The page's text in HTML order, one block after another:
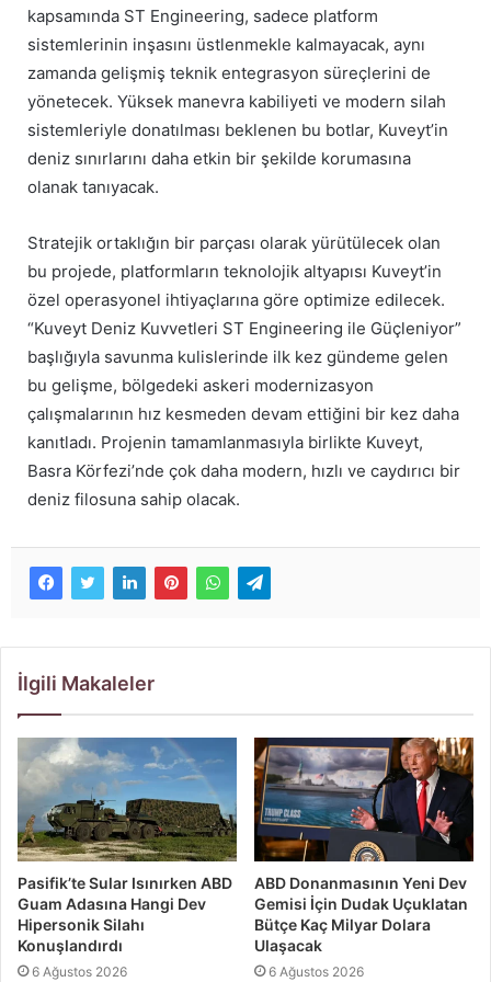
kapsamında ST Engineering, sadece platform
sistemlerinin inşasını üstlenmekle kalmayacak, aynı
zamanda gelişmiş teknik entegrasyon süreçlerini de
yönetecek. Yüksek manevra kabiliyeti ve modern silah
sistemleriyle donatılması beklenen bu botlar, Kuveyt’in
deniz sınırlarını daha etkin bir şekilde korumasına
olanak tanıyacak.
Stratejik ortaklığın bir parçası olarak yürütülecek olan
bu projede, platformların teknolojik altyapısı Kuveyt’in
özel operasyonel ihtiyaçlarına göre optimize edilecek.
“Kuveyt Deniz Kuvvetleri ST Engineering ile Güçleniyor”
başlığıyla savunma kulislerinde ilk kez gündeme gelen
bu gelişme, bölgedeki askeri modernizasyon
çalışmalarının hız kesmeden devam ettiğini bir kez daha
kanıtladı. Projenin tamamlanmasıyla birlikte Kuveyt,
Basra Körfezi’nde çok daha modern, hızlı ve caydırıcı bir
deniz filosuna sahip olacak.
İlgili Makaleler
Pasifik’te Sular Isınırken ABD
Guam Adasına Hangi Dev
Hipersonik Silahı
Konuşlandırdı
6 Ağustos 2026
ABD Donanmasının Yeni Dev
Gemisi İçin Dudak Uçuklatan
Bütçe Kaç Milyar Dolara
Ulaşacak
6 Ağustos 2026